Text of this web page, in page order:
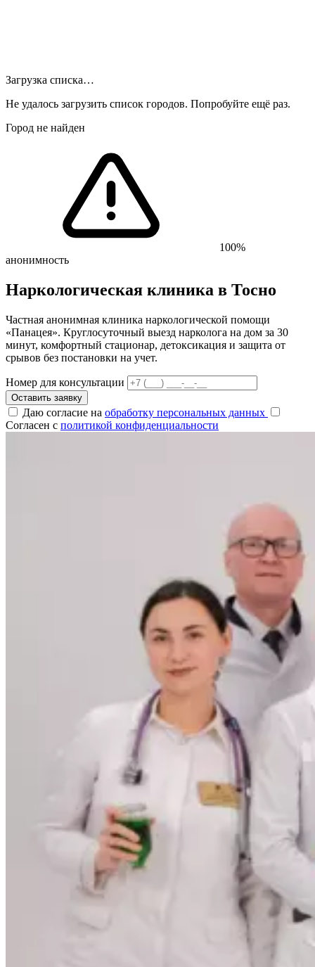
Загрузка списка…
Не удалось загрузить список городов. Попробуйте ещё раз.
Город не найден
100%
анонимность
Наркологическая клиника в Тосно
Частная анонимная клиника наркологической помощи
«Панацея». Круглосуточный выезд нарколога на дом за 30
минут, комфортный стационар, детоксикация и защита от
срывов без постановки на учет.
Номер для консультации
Оставить заявку
Даю согласие на обработку персональных данных
Согласен с политикой конфиденциальности